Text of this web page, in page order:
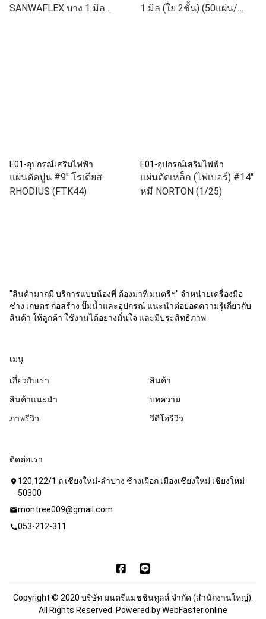
SANWAFLEX บาง 1 มิล
1 มิล (ใย 2ชั้น) (50แผ่น/
E01-อุปกรณ์เสริมไฟฟ้า
แผ่นตัดปูน #9" โรเดียส
RHODIUS (FTK44)
E01-อุปกรณ์เสริมไฟฟ้า
แผ่นตัดเหล็ก (ไฟเบอร์) #14"
หมี NORTON (1/25)
"สินค้ามากมี บริการแบบน้องพี่ ต้องมาที่ มนตรีฯ" จำหน่ายเครื่องมือ
ช่าง เกษตร ก่อสร้าง ปั๊มน้ำและอุปกรณ์ แนะนำต่อยอดความรู้เกี่ยวกับ
สินค้า ให้ลูกค้า ใช้งานได้อย่างมั่นใจ และมีประสิทธิภาพ
เมนู
เกี่ยวกับเรา
สินค้า
สินค้าแนะนำ
บทความ
ภาพรีวิว
วีดีโอรีวิว
ติดต่อเรา
location_on 120,122/1 ถ.เชียงใหม่-ลำปาง ช้างเผือก เมืองเชียงใหม่ เชียงใหม่
50300
mailmontree009@gmail.com
call053-212-311
Copyright © 2020 บริษัท มนตรีแมชชินทูลส์ จำกัด (สำนักงานใหญ่).
All Rights Reserved. Powered byWebFaster.online